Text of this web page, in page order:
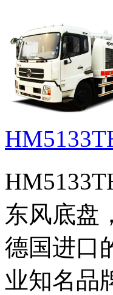
东风底盘
德国进口
业知名品